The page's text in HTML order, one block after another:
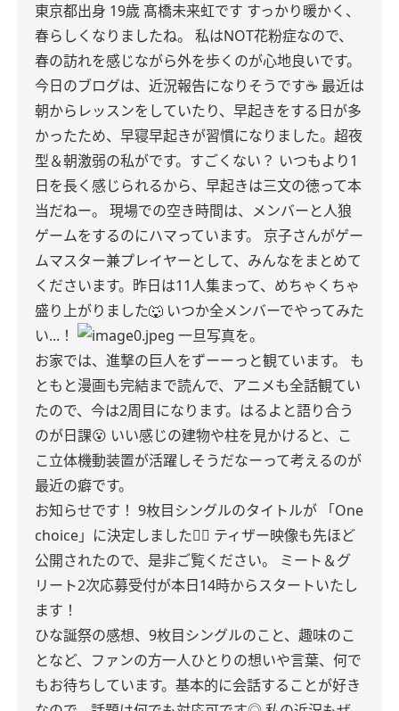
東京都出身 19歳 髙橋未来虹です すっかり暖かく、
春らしくなりましたね。
私はNOT花粉症なので、
春の訪れを感じながら外を歩くのが心地良いです。
今日のブログは、近況報告になりそうです☕️ 最近は
朝からレッスンをしていたり、早起きをする日が多
かったため、早寝早起きが習慣になりました。超夜
型＆朝激弱の私がです。すごくない？ いつもより1
日を長く感じられるから、早起きは三文の徳って本
当だねー。
現場での空き時間は、メンバーと人狼
ゲームをするのにハマっています。
京子さんがゲー
ムマスター兼プレイヤーとして、みんなをまとめて
くださいます。昨日は11人集まって、めちゃくちゃ
盛り上がりました🐺 いつか全メンバーでやってみた
い...！
一旦写真を。
お家では、進撃の巨人をずーーっと観ています。
も
ともと漫画も完結まで読んで、アニメも全話観てい
たので、今は2周目になります。はるよと語り合う
のが日課😮 いい感じの建物や柱を見かけると、こ
こ立体機動装置が活躍しそうだなーって考えるのが
最近の癖です。
お知らせです！ 9枚目シングルのタイトルが
「One
choice」に決定しました☝🏻 ティザー映像も先ほど
公開されたので、是非ご覧ください。
ミート＆グ
リート2次応募受付が本日14時からスタートいたし
ます！
ひな誕祭の感想、9枚目シングルのこと、趣味のこ
となど、ファンの方一人ひとりの想いや言葉、何で
もお待ちしています。基本的に会話することが好き